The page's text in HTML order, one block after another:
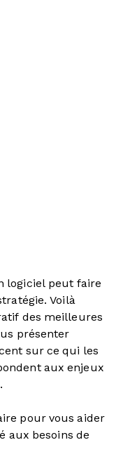
logiciel peut faire
Voilà
des meilleures
présenter
sur ce qui les
aux enjeux
pour vous aider
aux besoins de